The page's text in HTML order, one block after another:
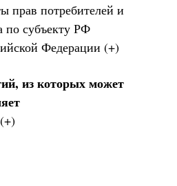
прав потребителей и
по субъекту РФ
Федерации (+)
из которых может